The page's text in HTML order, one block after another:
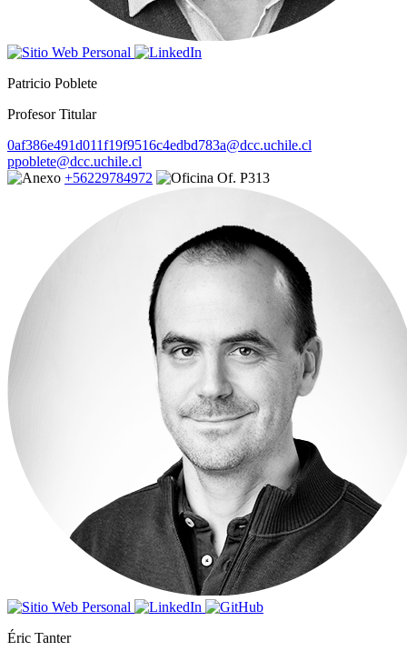
Patricio Poblete
Profesor Titular
0af386e491d011f19f9516c4edbd783a@dcc.uchile.cl
ppoblete@dcc.uchile.cl
+56229784972
Of. P313
Éric Tanter